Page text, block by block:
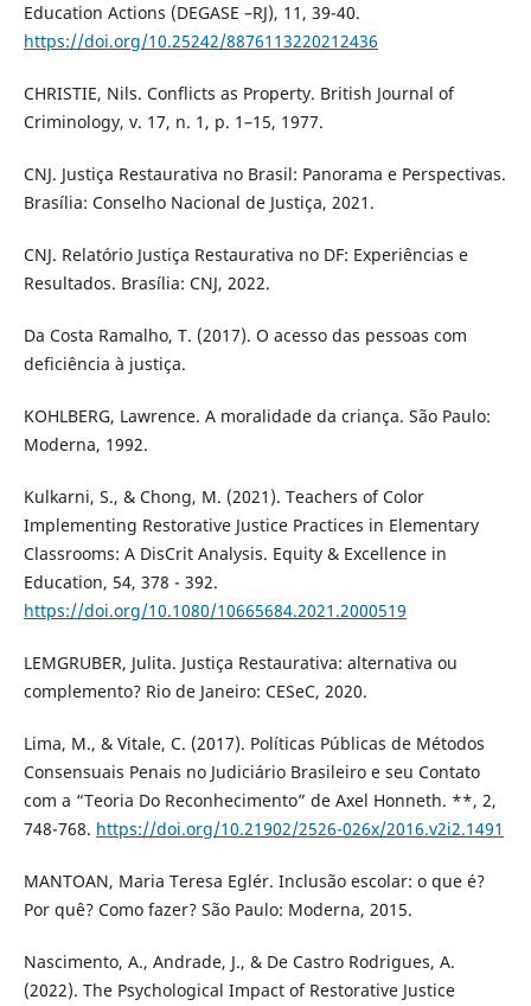
Education Actions (DEGASE –RJ), 11, 39-40.
https://doi.org/10.25242/8876113220212436
CHRISTIE, Nils. Conflicts as Property. British Journal of
Criminology, v. 17, n. 1, p. 1–15, 1977.
CNJ. Justiça Restaurativa no Brasil: Panorama e Perspectivas.
Brasília: Conselho Nacional de Justiça, 2021.
CNJ. Relatório Justiça Restaurativa no DF: Experiências e
Resultados. Brasília: CNJ, 2022.
Da Costa Ramalho, T. (2017). O acesso das pessoas com
deficiência à justiça.
KOHLBERG, Lawrence. A moralidade da criança. São Paulo:
Moderna, 1992.
Kulkarni, S., & Chong, M. (2021). Teachers of Color
Implementing Restorative Justice Practices in Elementary
Classrooms: A DisCrit Analysis. Equity & Excellence in
Education, 54, 378 - 392.
https://doi.org/10.1080/10665684.2021.2000519
LEMGRUBER, Julita. Justiça Restaurativa: alternativa ou
complemento? Rio de Janeiro: CESeC, 2020.
Lima, M., & Vitale, C. (2017). Políticas Públicas de Métodos
Consensuais Penais no Judiciário Brasileiro e seu Contato
com a “Teoria Do Reconhecimento” de Axel Honneth. **, 2,
748-768. https://doi.org/10.21902/2526-026x/2016.v2i2.1491
MANTOAN, Maria Teresa Eglér. Inclusão escolar: o que é?
Por quê? Como fazer? São Paulo: Moderna, 2015.
Nascimento, A., Andrade, J., & De Castro Rodrigues, A.
(2022). The Psychological Impact of Restorative Justice